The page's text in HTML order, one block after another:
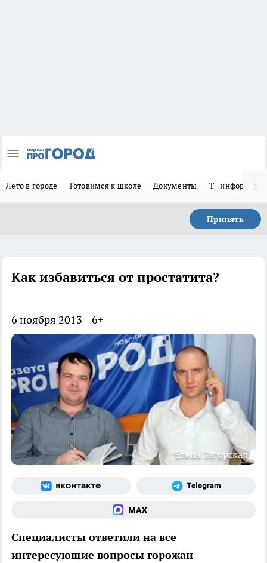
Лето в городе Готовимся к школе Документы Т+
Принять
Как избавиться от простатита?
6 ноября 2013 6+
Елена Загорская
Специалисты ответили на все
интересующие вопросы горожан